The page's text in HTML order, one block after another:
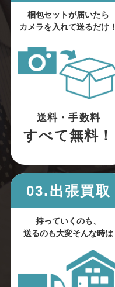
梱包セットが届いたら
カメラを入れて送るだけ！
送料・手数料
すべて無料！
03.出張買取
持っていくのも、
送るのも大変そんな時は